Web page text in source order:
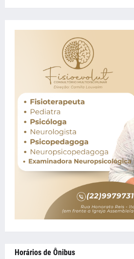
Horários de Ônibus